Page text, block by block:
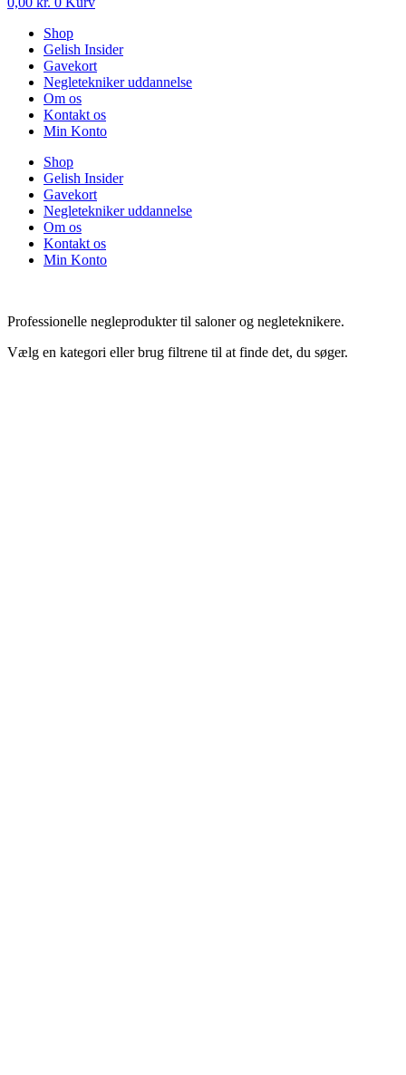
Shop
Gelish Insider
Gavekort
Negletekniker uddannelse
Om os
Kontakt os
Min Konto
Shop
Gelish Insider
Gavekort
Negletekniker uddannelse
Om os
Kontakt os
Min Konto
Professionelle negleprodukter til saloner og negleteknikere.
Vælg en kategori eller brug filtrene til at finde det, du søger.